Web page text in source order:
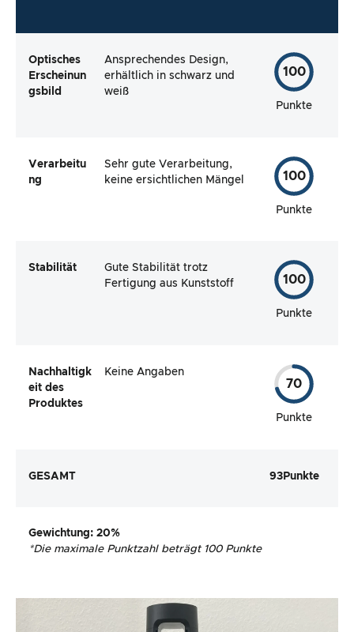
Optisches
Erscheinun
gsbild
Ansprechendes Design,
erhältlich in schwarz und
weiß
100
Punkte
Verarbeitu
ng
Sehr gute Verarbeitung,
keine ersichtlichen Mängel
100
Punkte
Stabilität
Gute Stabilität trotz
Fertigung aus Kunststoff
100
Punkte
Nachhaltigk
eit des
Produktes
Keine Angaben
70
Punkte
GESAMT 93Punkte
Gewichtung: 20%
*Die maximale Punktzahl beträgt 100 Punkte